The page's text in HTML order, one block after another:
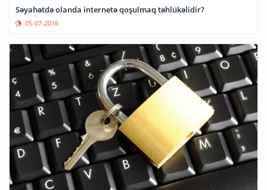
Səyahətdə olanda internetə qoşulmaq təhlükəlidir?
05-07-2016